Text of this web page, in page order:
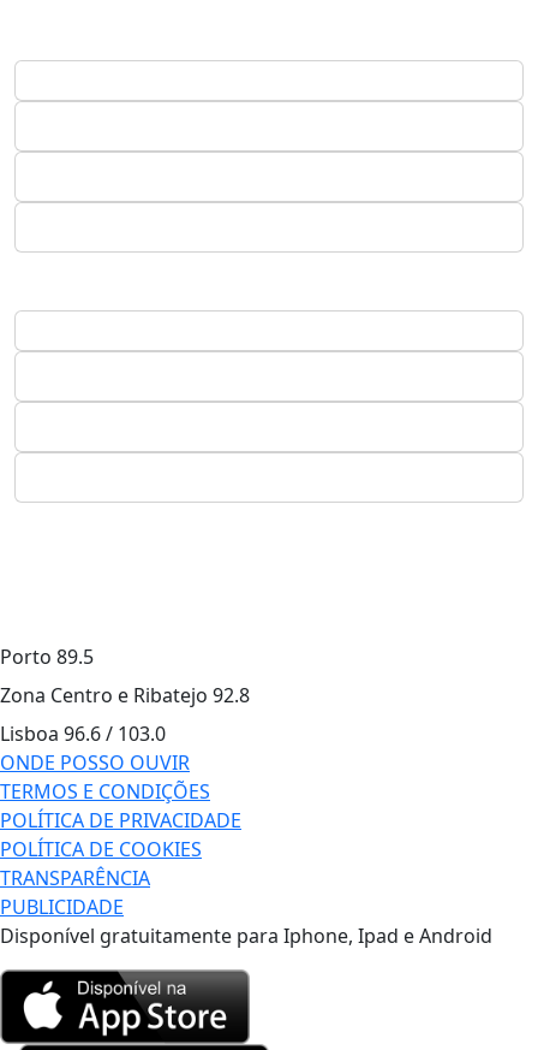
Porto 89.5
Zona Centro e Ribatejo 92.8
Lisboa 96.6 / 103.0
ONDE POSSO OUVIR
TERMOS E CONDIÇÕES
POLÍTICA DE PRIVACIDADE
POLÍTICA DE COOKIES
TRANSPARÊNCIA
PUBLICIDADE
Disponível gratuitamente para Iphone, Ipad e Android